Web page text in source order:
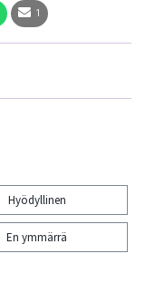
1
Hyödyllinen
En ymmärrä